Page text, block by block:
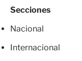
Secciones
Nacional
Internacional